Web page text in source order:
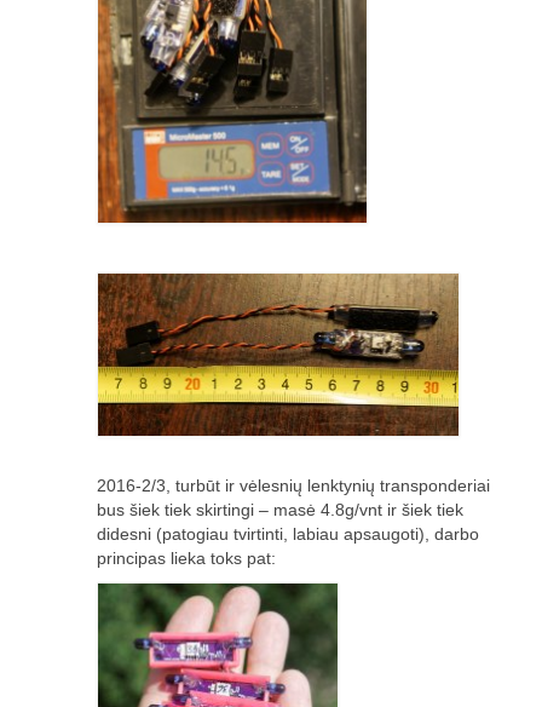
Archyvas
2016 Pirmos lenktynės
Taisyklės
Trasos schema
Media
Rezultatai
2016 Antros lenktynės
Taisyklės
Trasos schema
Rezultatai
2016 trečios lenktynės
2016-3 lenktynės/FPV susitikimas –
dienotvarkė, tikslai
2016 trečių lenktynių media
2016-2/3, turbūt ir vėlesnių lenktynių transponderiai
bus šiek tiek skirtingi – masė 4.8g/vnt ir šiek tiek
didesni (patogiau tvirtinti, labiau apsaugoti), darbo
principas lieka toks pat: